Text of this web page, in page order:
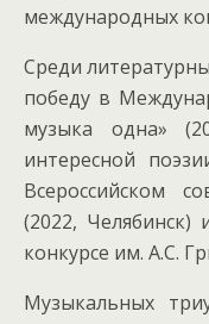
международных
Среди
победу в
музыка одна»
интересной
Всероссийском
(2022, Челябинск)
конкурсе им. А.С.
Музыкальных